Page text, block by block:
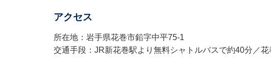
アクセス
所在地：岩手県花巻市鉛字中平75-1
交通手段：JR新花巻駅より無料シャトルバスで約40分／